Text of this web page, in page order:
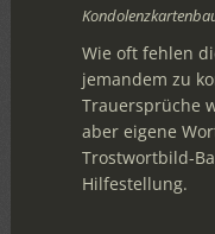
Wie oft fehlen
jemandem zu
Trauersprüche
aber eigene
Trostwortbild-
Hilfestellung.